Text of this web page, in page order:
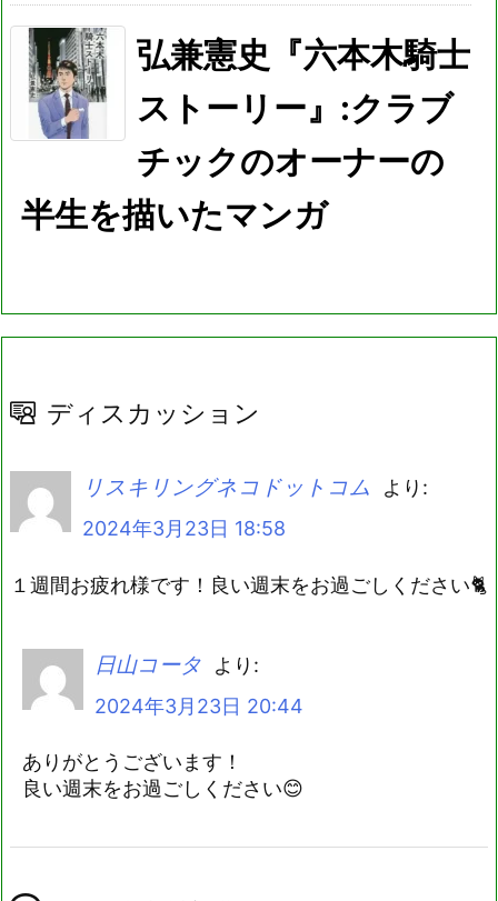
弘兼憲史『六本木騎士
ストーリー』:クラブ
チックのオーナーの
半生を描いたマンガ
ディスカッション
リスキリングネコドットコム
より:
2024年3月23日 18:58
１週間お疲れ様です！良い週末をお過ごしください🐈
日山コータ
より:
2024年3月23日 20:44
ありがとうございます！
良い週末をお過ごしください😊